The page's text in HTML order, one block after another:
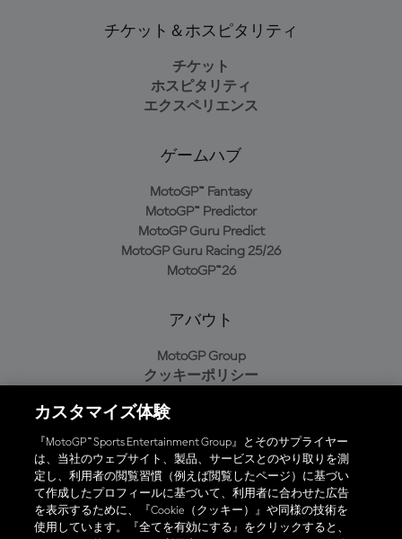
チケット＆ホスピタリティ
チケット
ホスピタリティ
エクスペリエンス
ゲームハブ
MotoGP™ Fantasy
MotoGP™ Predictor
MotoGP Guru Predict
MotoGP Guru Racing 25/26
MotoGP™26
アバウト
MotoGP Group
クッキーポリシー
プライバシーポリシー
購入ポリシー
オフィシャルアプリ
カスタマイズ体験
『MotoGP™ Sports Entertainment Group』とそのサプライヤー
は、当社のウェブサイト、製品、サービスとのやり取りを測
定し、利用者の閲覧習慣（例えば閲覧したページ）に基づい
て作成したプロフィールに基づいて、利用者に合わせた広告
を表示するために、『Cookie（クッキー）』や同様の技術を
使用しています。『全てを有効にする』をクリックすると、